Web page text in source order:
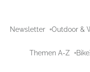
Newsletter Outdoor &
Themen A-Z